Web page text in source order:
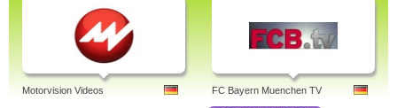
Motorvision Videos FC Bayern Muenchen TV